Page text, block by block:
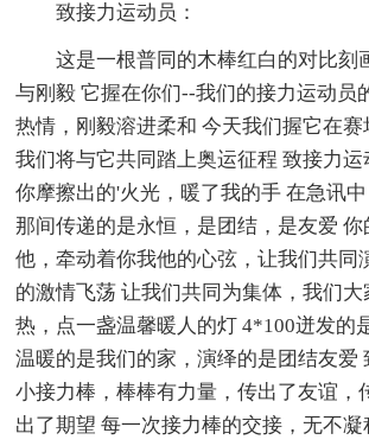
致接力运动员：
这是一根普同的木棒红白的对比刻
与刚毅 它握在你们--我们的接力运动员
热情，刚毅溶进柔和 今天我们握它在
我们将与它共同踏上奥运征程 致接力
你摩擦出的'火光，暖了我的手 在急讯
那间传递的是永恒，是团结，是友爱
他，牵动着你我他的心弦，让我们共同
的激情飞荡 让我们共同为集体，我们
热，点一盏温馨暖人的灯 4*100迸发的
温暖的是我们的家，演绎的是团结友爱
小接力棒，棒棒有力量，传出了友谊，
出了期望 每一次接力棒的交接，无不